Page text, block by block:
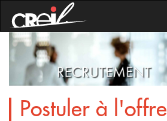
Postuler à l'offre